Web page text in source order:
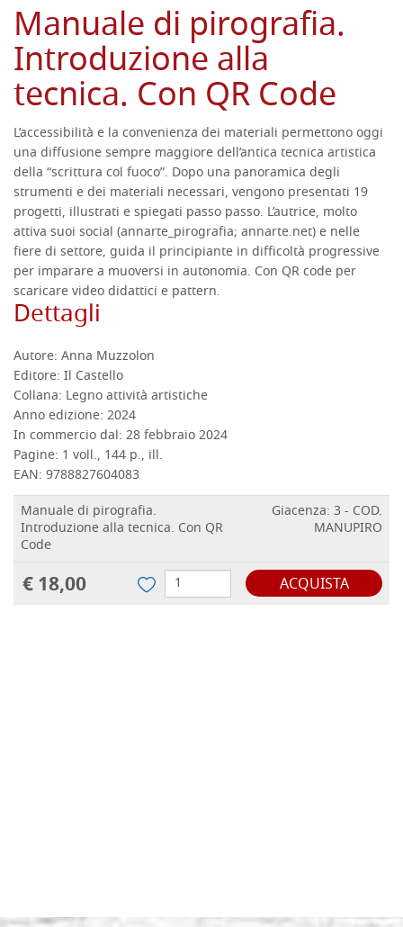
Manuale di pirografia.
Introduzione alla
tecnica. Con QR Code
L’accessibilità e la convenienza dei materiali permettono oggi
una diffusione sempre maggiore dell’antica tecnica artistica
della “scrittura col fuoco”. Dopo una panoramica degli
strumenti e dei materiali necessari, vengono presentati 19
progetti, illustrati e spiegati passo passo. L’autrice, molto
attiva suoi social (annarte_pirografia; annarte.net) e nelle
fiere di settore, guida il principiante in difficoltà progressive
per imparare a muoversi in autonomia. Con QR code per
scaricare video didattici e pattern.
Dettagli
Autore: Anna Muzzolon
Editore: Il Castello
Collana: Legno attività artistiche
Anno edizione: 2024
In commercio dal: 28 febbraio 2024
Pagine: 1 voll., 144 p., ill.
EAN: 9788827604083
Manuale di pirografia.
Introduzione alla tecnica. Con QR
Code
Giacenza: 3 - COD.
MANUPIRO
€ 18,00 ACQUISTA